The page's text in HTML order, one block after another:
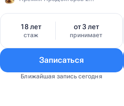
18 лет
стаж
от 3 лет
принимает
Записаться
Ближайшая запись сегодня